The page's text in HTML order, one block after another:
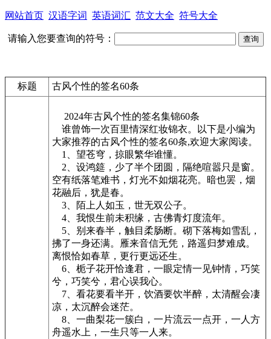
网站首页 汉语字词 英语词汇 范文大全 符号大全
请输入您要查询的符号：
标题 古风个性的签名60条
2024年古风个性的签名集锦60条
谁曾饰一次百里情深红妆锦衣。以下是小编为
大家推荐的古风个性的签名60条,欢迎大家阅读。
1、望苍穹，掠眼繁华谁懂。
2、设鸿筵，少了半个团圆，隔绝喧嚣只是窗。
空有纸落笔难书，灯光不如烟花亮。暗也罢，烟
花融后，犹是春。
3、陌上人如玉，世无双公子。
4、我恨生前未积缘，古佛青灯度流年。
5、别来春半，触目柔肠断。砌下落梅如雪乱，
拂了一身还满。雁来音信无凭，路遥归梦难成。
离恨恰如春草，更行更远还生。
6、栀子花开恰逢君，一眼定情一见钟情，巧笑
兮，巧笑兮，君心误我心。
7、看花要看半开，饮酒要饮半醉，太清醒会凄
凉，太沉醉会迷茫。
8、一曲梨花一簇白，一片流云一点开，一人方
舟遥水上，一生只等一人来。